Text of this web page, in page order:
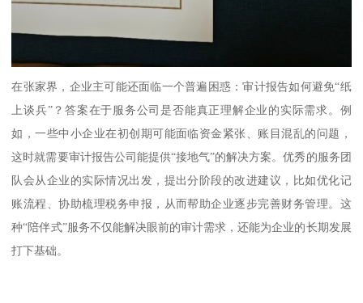
在张家界，企业主可能还面临一个普遍困惑：审计报告如何避免“纸
上谈兵”？答案在于服务公司是否能真正理解企业的实际需求。例
如，一些中小企业在初创期可能面临资金紧张、账目混乱的问题，
这时就需要审计报告公司能提供“接地气”的解决方案。优秀的服务团
队会从企业的实际情况出发，提出分阶段的改进建议，比如优化记
账流程、协助梳理税务申报，从而帮助企业逐步完善财务管理。这
种“陪伴式”服务不仅能解决眼前的审计需求，还能为企业的长期发展
打下基础。